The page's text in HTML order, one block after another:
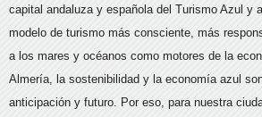
capital andaluza y española del Turismo Azul y
modelo de turismo más consciente, más
a los mares y océanos como motores de la
Almería, la sostenibilidad y la economía azul
anticipación y futuro. Por eso, para nuestra